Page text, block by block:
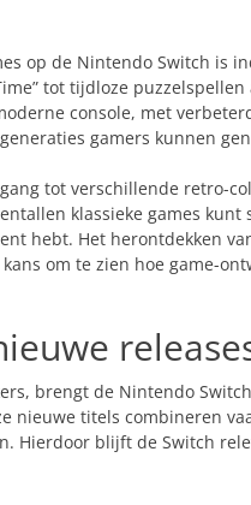
op de Nintendo Switch is
tot tijdloze
console, met
gamers kunnen
tot verschillende retro-
klassieke games kunt
hebt. Het herontdekken
om te zien hoe game-
brengt de Nintendo
nieuwe titels combineren
Hierdoor blijft de Switch